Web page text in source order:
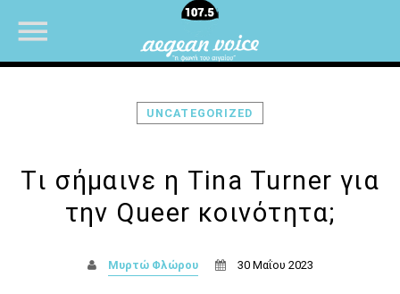
UPCOMING SHOWS
ΜΟΥΣΙΚΗ
UNCATEGORIZED
Tι σήμαινε η Tina Turner για
την Queer κοινότητα;
Μυρτώ Φλώρου 30 Μαΐου 2023